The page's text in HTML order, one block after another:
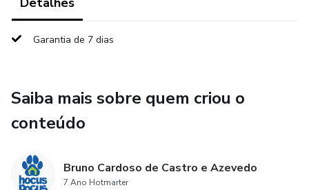
Garantia de 7 dias
Saiba mais sobre quem criou o
conteúdo
Bruno Cardoso de Castro e Azevedo
7 Ano Hotmarter